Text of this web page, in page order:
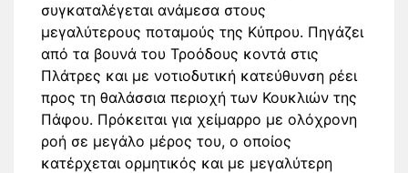
συγκαταλέγεται ανάμεσα στους
μεγαλύτερους ποταμούς της Κύπρου. Πηγάζει
από τα βουνά του Τροόδους κοντά στις
Πλάτρες και με νοτιοδυτική κατεύθυνση ρέει
προς τη θαλάσσια περιοχή των Κουκλιών της
Πάφου. Πρόκειται για χείμαρρο με ολόχρονη
ροή σε μεγάλο μέρος του, ο οποίος
κατέρχεται ορμητικός και με μεγαλύτερη